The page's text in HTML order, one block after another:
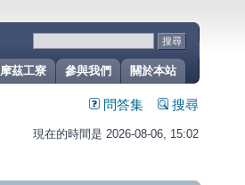
關於本站
參與我們
摩茲工寮
問答集 搜尋
現在的時間是 2026-08-06, 15:02